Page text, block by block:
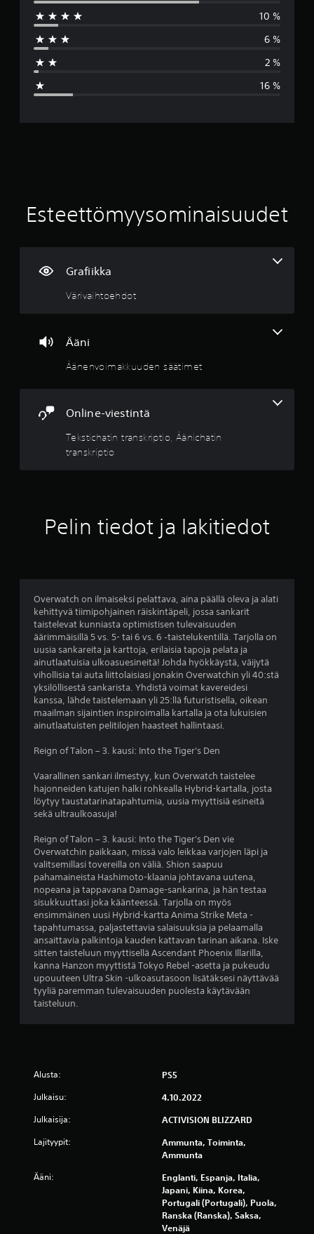
k
a
v
.
h
ä
i
e
ä
5
1
6
a
v
o
t
e
l
10 %
6 %
2 %
16 %
Esteettömyysominaisuudet
Grafiikka
Värivaihtoehdot
Ääni
Äänenvoimakkuuden säätimet
Online-viestintä
Tekstichatin transkriptio, Äänichatin
transkriptio
Pelin tiedot ja lakitiedot
Overwatch on ilmaiseksi pelattava, aina päällä oleva ja alati
kehittyvä tiimipohjainen räiskintäpeli, jossa sankarit
taistelevat kunniasta optimistisen tulevaisuuden
äärimmäisillä 5 vs. 5- tai 6 vs. 6 ‑taistelukentillä. Tarjolla on
uusia sankareita ja karttoja, erilaisia tapoja pelata ja
ainutlaatuisia ulkoasuesineitä! Johda hyökkäystä, väijytä
vihollisia tai auta liittolaisiasi jonakin Overwatchin yli 40:stä
yksilöllisestä sankarista. Yhdistä voimat kavereidesi
kanssa, lähde taistelemaan yli 25:llä futuristisella, oikean
maailman sijaintien inspiroimalla kartalla ja ota lukuisien
ainutlaatuisten pelitilojen haasteet hallintaasi.
Reign of Talon – 3. kausi: Into the Tiger's Den
Vaarallinen sankari ilmestyy, kun Overwatch taistelee
hajonneiden katujen halki rohkealla Hybrid-kartalla, josta
löytyy taustatarinatapahtumia, uusia myyttisiä esineitä
sekä ultraulkoasuja!
Reign of Talon – 3. kausi: Into the Tiger's Den vie
Overwatchin paikkaan, missä valo leikkaa varjojen läpi ja
valitsemillasi tovereilla on väliä. Shion saapuu
pahamaineista Hashimoto-klaania johtavana uutena,
nopeana ja tappavana Damage-sankarina, ja hän testaa
sisukkuuttasi joka käänteessä. Tarjolla on myös
ensimmäinen uusi Hybrid-kartta Anima Strike Meta -
tapahtumassa, paljastettavia salaisuuksia ja pelaamalla
ansaittavia palkintoja kauden kattavan tarinan aikana. Iske
sitten taisteluun myyttisellä Ascendant Phoenix Illarilla,
kanna Hanzon myyttistä Tokyo Rebel -asetta ja pukeudu
upouuteen Ultra Skin -ulkoasutasoon lisätäksesi näyttävää
tyyliä paremman tulevaisuuden puolesta käytävään
taisteluun.
Alusta: PS5
Julkaisu: 4.10.2022
Julkaisija: ACTIVISION BLIZZARD
Lajityypit:
Ammunta, Toiminta,
Ammunta
Ääni:
Englanti, Espanja, Italia,
Japani, Kiina, Korea,
Portugali (Portugali), Puola,
Ranska (Ranska), Saksa,
Venäjä